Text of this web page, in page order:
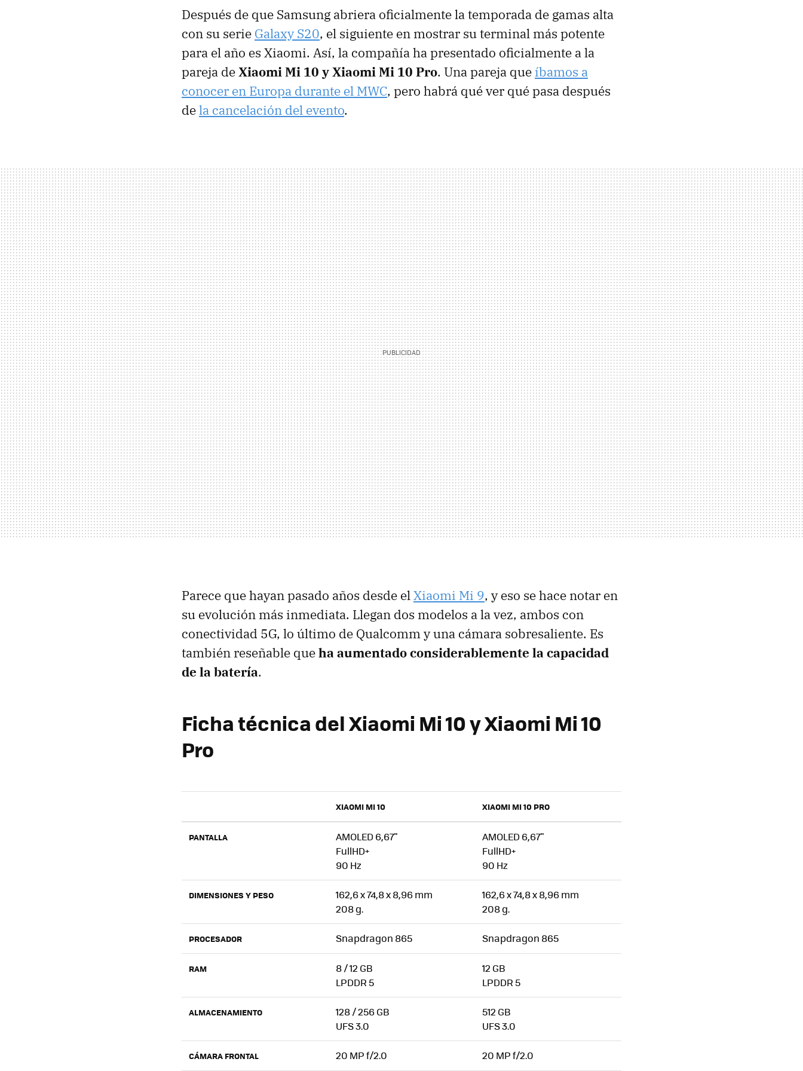
Después de que Samsung abriera oficialmente la temporada de gamas alta
con su serie Galaxy S20, el siguiente en mostrar su terminal más potente
para el año es Xiaomi. Así, la compañía ha presentado oficialmente a la
pareja deXiaomi Mi 10 y Xiaomi Mi 10 Pro. Una pareja que íbamos a
conocer en Europa durante el MWC, pero habrá qué ver qué pasa después
dela cancelación del evento.
Parece que hayan pasado años desde elXiaomi Mi 9, y eso se hace notar en
su evolución más inmediata. Llegan dos modelos a la vez, ambos con
conectividad 5G, lo último de Qualcomm y una cámara sobresaliente. Es
también reseñable queha aumentado considerablemente la capacidad
de la batería.
Ficha técnica del Xiaomi Mi 10 y Xiaomi Mi 10
Pro
XIAOMI MI 10 XIAOMI MI 10 PRO
PANTALLA
AMOLED 6,67"
FullHD+
90 Hz
AMOLED 6,67"
FullHD+
90 Hz
DIMENSIONES Y PESO
162,6 x 74,8 x 8,96 mm
208 g.
162,6 x 74,8 x 8,96 mm
208 g.
PROCESADOR Snapdragon 865 Snapdragon 865
RAM
8 / 12 GB
LPDDR 5
12 GB
LPDDR 5
ALMACENAMIENTO
128 / 256 GB
UFS 3.0
512 GB
UFS 3.0
CÁMARA FRONTAL 20 MP f/2.0 20 MP f/2.0